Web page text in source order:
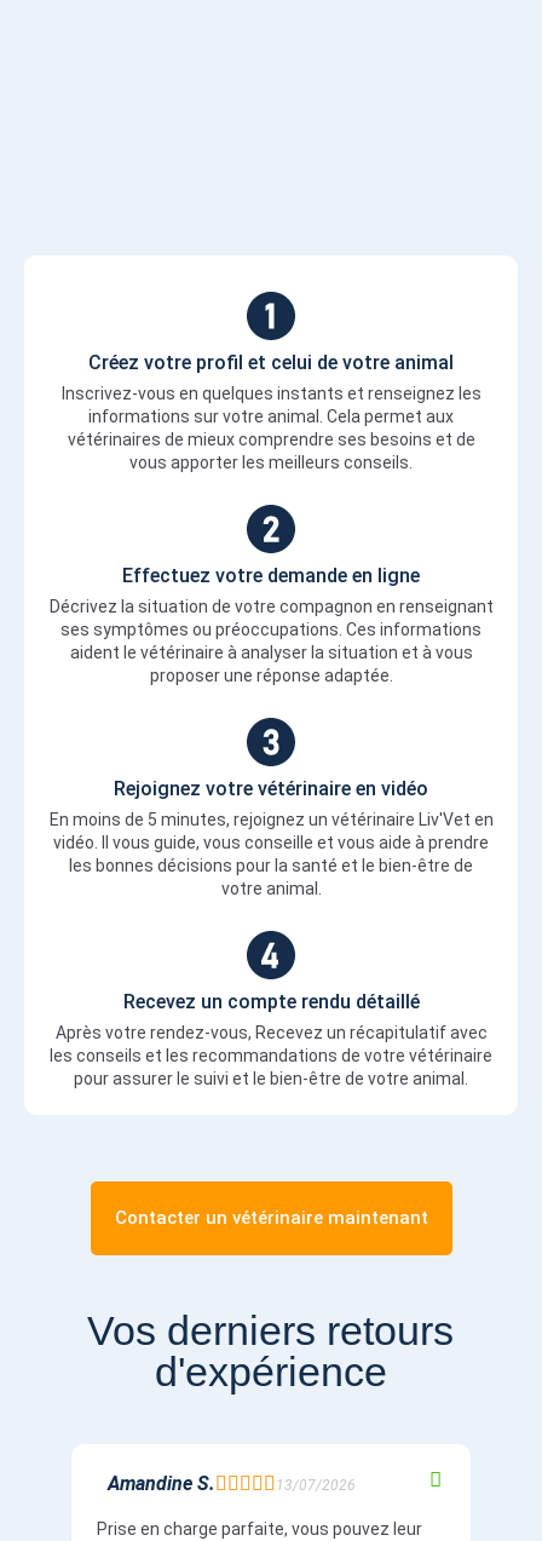
Créez votre profil et celui de votre animal
Inscrivez-vous en quelques instants et renseignez les
informations sur votre animal. Cela permet aux
vétérinaires de mieux comprendre ses besoins et de
vous apporter les meilleurs conseils.
Effectuez votre demande en ligne
Décrivez la situation de votre compagnon en renseignant
ses symptômes ou préoccupations. Ces informations
aident le vétérinaire à analyser la situation et à vous
proposer une réponse adaptée.
Rejoignez votre vétérinaire en vidéo
En moins de 5 minutes, rejoignez un vétérinaire Liv'Vet en
vidéo. Il vous guide, vous conseille et vous aide à prendre
les bonnes décisions pour la santé et le bien-être de
votre animal.
Recevez un compte rendu détaillé
Après votre rendez-vous, Recevez un récapitulatif avec
les conseils et les recommandations de votre vétérinaire
pour assurer le suivi et le bien-être de votre animal.
Contacter un vétérinaire maintenant
Vos derniers retours
d'expérience
Amandine S.      13/07/2026
Prise en charge parfaite, vous pouvez leur